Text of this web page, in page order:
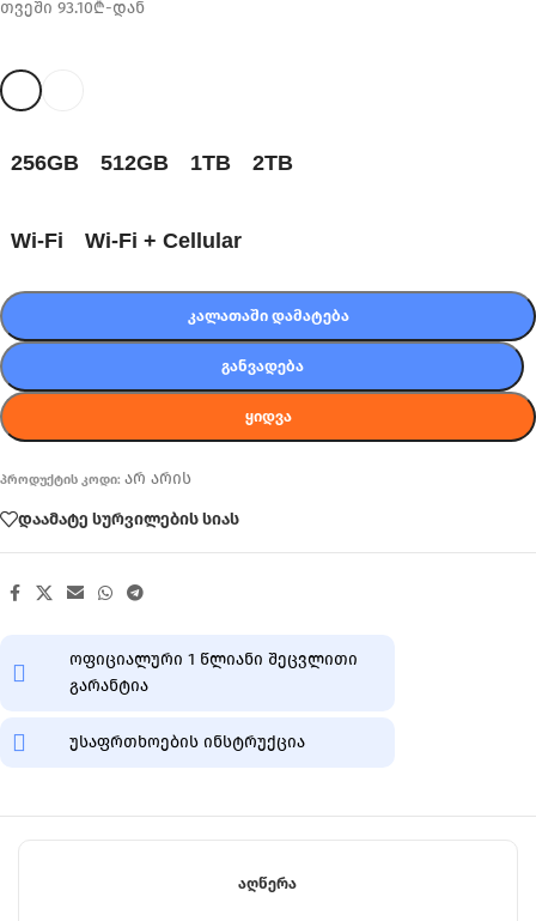
თვეში 93.10₾-დან
256GB 512GB 1TB 2TB
Wi-Fi Wi-Fi + Cellular
ᲙᲐᲚᲐᲗᲐᲨᲘ ᲓᲐᲛᲐᲢᲔᲑᲐ
ᲒᲐᲜᲕᲐᲓᲔᲑᲐ
ᲧᲘᲓᲕᲐ
პროდუქტის კოდი: არ არის
დაამატე სურვილების სიას
ოფიციალური 1 წლიანი შეცვლითი
გარანტია
უსაფრთხოების ინსტრუქცია
ᲐᲦᲬᲔᲠᲐ